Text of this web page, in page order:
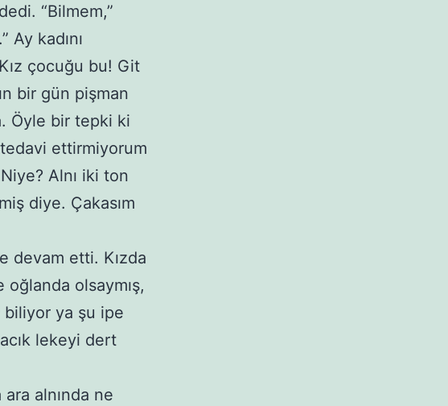
“Bilmem,”
Ay kadını
çocuğu bu! Git
bir gün pişman
Öyle bir tepki ki
ettirmiyorum
Niye? Alnı iki ton
diye. Çakasım
devam etti. Kızda
oğlanda olsaymış,
biliyor ya şu ipe
lekeyi dert
alnında ne